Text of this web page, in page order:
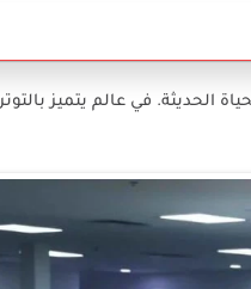
الحديثة. في عالم يتميز بالتوتر